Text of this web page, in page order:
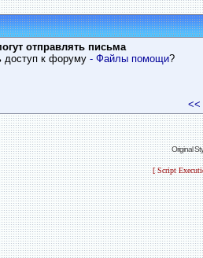
отправлять письма
доступ к форуму - Файлы помощи?
<<
Original
[ Script